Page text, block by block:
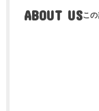
ABOUT US